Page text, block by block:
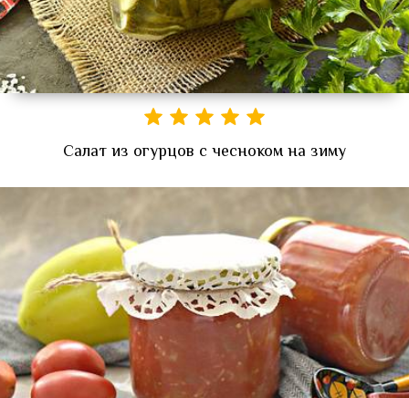
Салат из огурцов с чесноком на зиму